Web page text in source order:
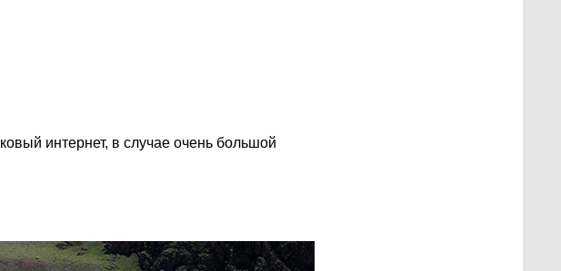
интернет, в случае очень большой